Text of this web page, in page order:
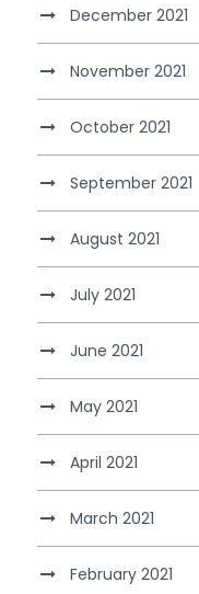
December 2021
November 2021
October 2021
September 2021
August 2021
July 2021
June 2021
May 2021
April 2021
March 2021
February 2021